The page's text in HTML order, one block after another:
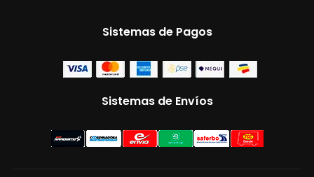
Sistemas de Pagos
Sistemas de Envíos